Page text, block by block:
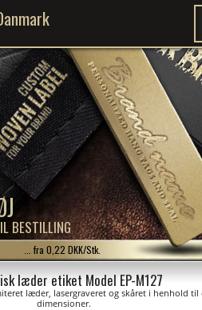
BESTILLING
... fra 0,22 DKK/Stk.
læder etiket Model EP-M127
læder, lasergraveret og skåret i henhold til
dimensioner.